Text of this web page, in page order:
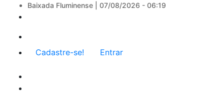
Baixada Fluminense | 07/08/2026 - 06:19
Menu
Cadastre-se! Entrar